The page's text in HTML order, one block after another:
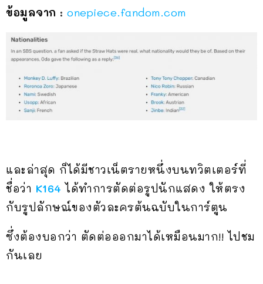
ข้อมูลจาก : onepiece.fandom.com
และล่าสุด ก็ได้มีชาวเน็ตรายหนึ่งบนทวิตเตอร์ที่
ชื่อว่า K164 ได้ทำการตัดต่อรูปนักแสดง ให้ตรง
กับรูปลักษณ์ของตัวละครต้นฉบับในการ์ตูน
ซึ่งต้องบอกว่า ตัดต่อออกมาได้เหมือนมาก!! ไปชม
กันเลย